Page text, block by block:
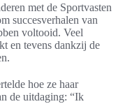
met de Sportvasten
succesverhalen van
voltooid. Veel
en tevens dankzij de
hoe ze haar
de uitdaging: “Ik